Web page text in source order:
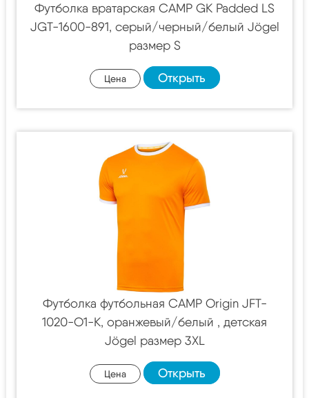
Футболка вратарская CAMP GK Padded LS
JGT-1600-891, серый/черный/белый Jögel
размер S
Цена Открыть
Футболка футбольная CAMP Origin JFT-
1020-O1-K, оранжевый/белый , детская
Jögel размер 3XL
Цена Открыть